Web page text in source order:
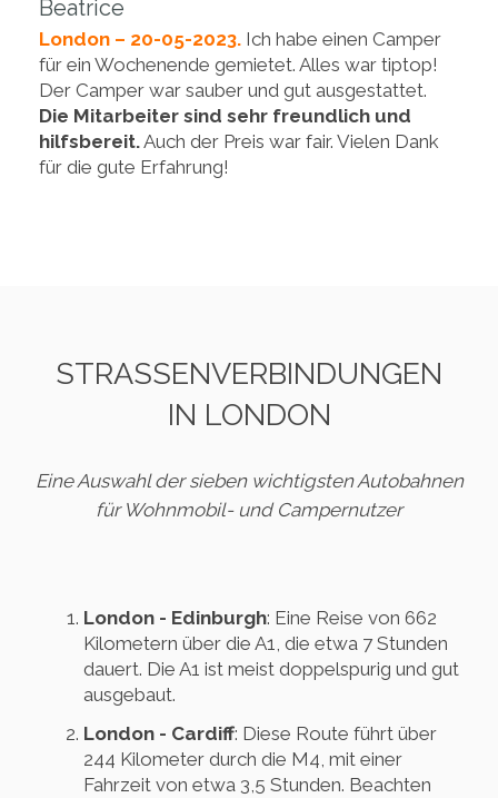
Beatrice
London – 20-05-2023. Ich habe einen Camper
für ein Wochenende gemietet. Alles war tiptop!
Der Camper war sauber und gut ausgestattet.
Die Mitarbeiter sind sehr freundlich und
hilfsbereit.Auch der Preis war fair. Vielen Dank
für die gute Erfahrung!
STRASSENVERBINDUNGEN I
N LONDON
Eine Auswahl der sieben wichtigsten Autobahnen
für Wohnmobil- und Campernutzer
London - Edinburgh: Eine Reise von 662
Kilometern über die A1, die etwa 7 Stunden
dauert. Die A1 ist meist doppelspurig und gut
ausgebaut.
London - Cardiff: Diese Route führt über
244 Kilometer durch die M4, mit einer
Fahrzeit von etwa 3,5 Stunden. Beachten